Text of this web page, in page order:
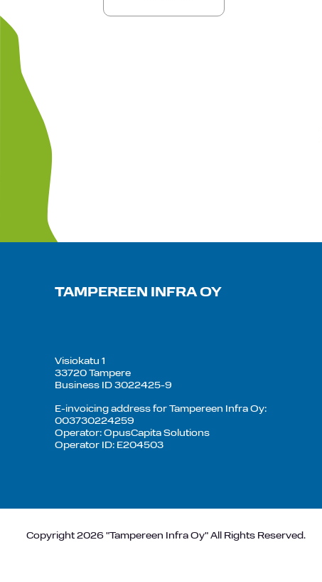
TAMPEREEN INFRA OY
Visiokatu 1
33720 Tampere
Business ID 3022425-9
E-invoicing address for Tampereen Infra Oy:
003730224259
Operator: OpusCapita Solutions
Operator ID: E204503
Copyright 2026 "Tampereen Infra Oy" All Rights Reserved.